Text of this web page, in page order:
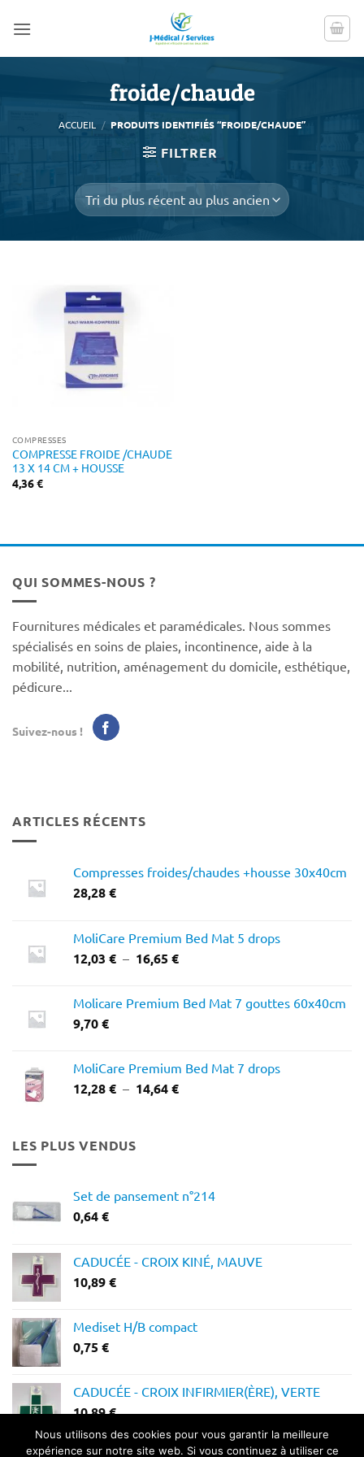
froide/chaude
ACCUEIL / PRODUITS IDENTIFIÉS “FROIDE/CHAUDE”
FILTRER
COMPRESSES
COMPRESSE FROIDE /CHAUDE
13 X 14 CM + HOUSSE
4,36€
QUI SOMMES-NOUS ?
Fournitures médicales et paramédicales. Nous sommes
spécialisés en soins de plaies, incontinence, aide à la
mobilité, nutrition, aménagement du domicile, esthétique,
pédicure...
Suivez-nous !
ARTICLES RÉCENTS
Compresses froides/chaudes +housse 30x40cm
28,28€
MoliCare Premium Bed Mat 5 drops
12,03 € – 16,65€Plage
12,03 €
Molicare Premium Bed Mat 7 gouttes 60x40cm
9,70€
MoliCare Premium Bed Mat 7 drops
12,28€ – 14,64€Plage
LES PLUS VENDUS
Set de pansement n°214
0,64€
CADUCÉE - CROIX KINÉ, MAUVE
10,89€
Mediset H/B compact
0,75€
CADUCÉE - CROIX INFIRMIER(ÈRE), VERTE
10,89€
Nous utilisons des cookies pour vous garantir la meilleure
expérience sur notre site web. Si vous continuez à utiliser ce